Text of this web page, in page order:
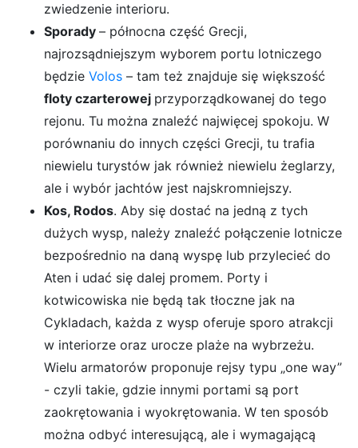
zwiedzenie interioru.
Sporady – północna część Grecji,
najrozsądniejszym wyborem portu lotniczego
będzie Volos – tam też znajduje się większość
floty czarterowej przyporządkowanej do tego
rejonu. Tu można znaleźć najwięcej spokoju. W
porównaniu do innych części Grecji, tu trafia
niewielu turystów jak również niewielu żeglarzy,
ale i wybór jachtów jest najskromniejszy.
Kos, Rodos. Aby się dostać na jedną z tych
dużych wysp, należy znaleźć połączenie lotnicze
bezpośrednio na daną wyspę lub przylecieć do
Aten i udać się dalej promem. Porty i
kotwicowiska nie będą tak tłoczne jak na
Cykladach, każda z wysp oferuje sporo atrakcji
w interiorze oraz urocze plaże na wybrzeżu.
Wielu armatorów proponuje rejsy typu „one way”
- czyli takie, gdzie innymi portami są port
zaokrętowania i wyokrętowania. W ten sposób
można odbyć interesującą, ale i wymagającą